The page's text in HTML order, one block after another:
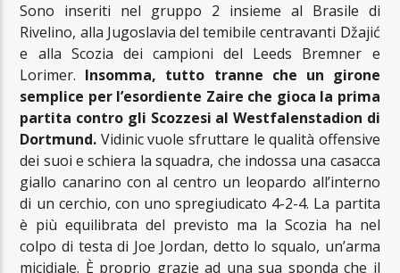
Sono inseriti nel gruppo 2 insieme al Brasile di
Rivelino, alla Jugoslavia del temibile centravanti Džajić
e alla Scozia dei campioni del Leeds Bremner e
Lorimer. Insomma, tutto tranne che un girone
semplice per l’esordiente Zaire che gioca la prima
partita contro gli Scozzesi al Westfalenstadion di
Dortmund. Vidinic vuole sfruttare le qualità offensive
dei suoi e schiera la squadra, che indossa una casacca
giallo canarino con al centro un leopardo all’interno
di un cerchio, con uno spregiudicato 4-2-4. La partita
è più equilibrata del previsto ma la Scozia ha nel
colpo di testa di Joe Jordan, detto lo squalo, un’arma
micidiale. È proprio grazie ad una sua sponda che il